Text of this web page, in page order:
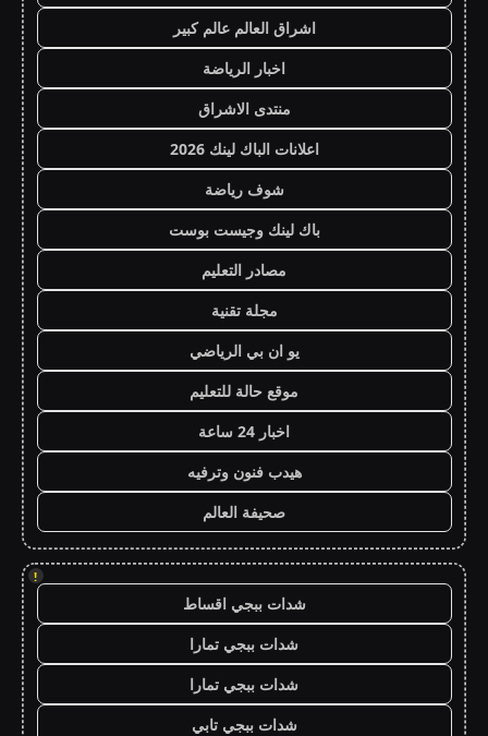
اشراق العالم عالم كبير
اخبار الرياضة
منتدى الاشراق
اعلانات الباك لينك 2026
شوف رياضة
باك لينك وجيست بوست
مصادر التعليم
مجلة تقنية
يو ان بي الرياضي
موقع حالة للتعليم
اخبار 24 ساعة
هيدب فنون وترفيه
صحيفة العالم
!
شدات ببجي اقساط
شدات ببجي تمارا
شدات ببجي تمارا
شدات ببجي تابي